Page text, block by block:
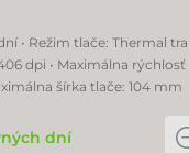
• Režim tlače: Thermal
dpi • Maximálna rýchlosť
šírka tlače: 104 mm
dní